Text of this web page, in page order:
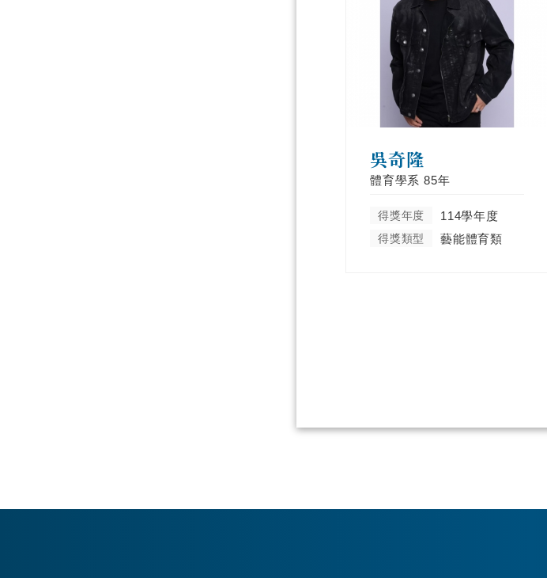
吳奇隆
體育學系 85年
得獎年度 114學年度
得獎類型 藝能體育類